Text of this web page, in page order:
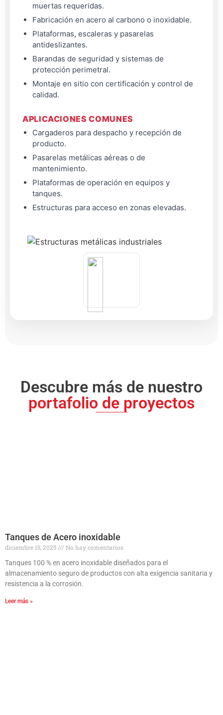
muertas requeridas.
Fabricación en acero al carbono o inoxidable.
Plataformas, escaleras y pasarelas
antideslizantes.
Barandas de seguridad y sistemas de
protección perimetral.
Montaje en sitio con certificación y control de
calidad.
APLICACIONES COMUNES
Cargaderos para despacho y recepción de
producto.
Pasarelas metálicas aéreas o de
mantenimiento.
Plataformas de operación en equipos y
tanques.
Estructuras para acceso en zonas elevadas.
Descubre más de nuestro
portafolio de proyectos
Tanques de Acero inoxidable
diciembre 15, 2025
No hay comentarios
Tanques 100 % en acero inoxidable diseñados para el
almacenamiento seguro de productos con alta exigencia sanitaria y
resistencia a la corrosión.
Leer más »